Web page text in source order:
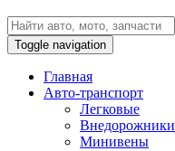
Toggle navigation
Главная
Авто-транспорт
Легковые
Внедорожники
Минивены